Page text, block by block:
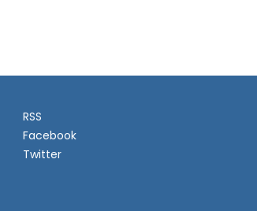
RSS
Facebook
Twitter